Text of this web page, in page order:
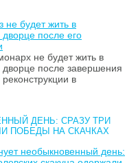
не будет жить в
после его
не будет жить в
дворце после завершения
в
ДЕНЬ: СРАЗУ ТРИ
ПОБЕДЫ НА СКАЧКАХ
необыкновенный день: